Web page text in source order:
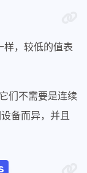
，较低的值表
们不需要是连续
备而异，并且